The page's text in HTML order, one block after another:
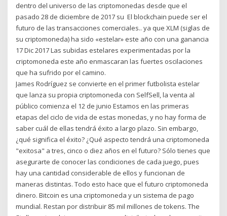
dentro del universo de las criptomonedas desde que el
pasado 28 de diciembre de 2017 su El blockchain puede ser el
futuro de las transacciones comerciales.. ya que XLM (siglas de
su criptomoneda) ha sido «estelar» este año con una ganancia
17 Dic 2017 Las subidas estelares experimentadas por la
criptomoneda este año enmascaran las fuertes oscilaciones
que ha sufrido por el camino.
James Rodríguez se convierte en el primer futbolista estelar
que lanza su propia criptomoneda con SelfSell, la venta al
público comienza el 12 de junio Estamos en las primeras
etapas del ciclo de vida de estas monedas, y no hay forma de
saber cuál de ellas tendrá éxito a largo plazo. Sin embargo,
¿qué significa el éxito? ¿Qué aspecto tendrá una criptomoneda
"exitosa" a tres, cinco o diez años en el futuro? Sólo tienes que
asegurarte de conocer las condiciones de cada juego, pues
hay una cantidad considerable de ellos y funcionan de
maneras distintas. Todo esto hace que el futuro criptomoneda
dinero. Bitcoin es una criptomoneda y un sistema de pago
mundial. Restan por distribuir 85 mil millones de tokens. The